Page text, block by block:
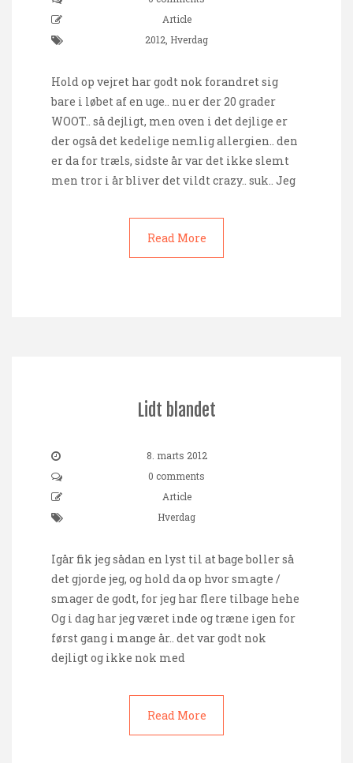
Article
2012 Hverdag
Hold op vejret har godt nok forandret sig
bare i løbet af en uge.. nu er der 20 grader
WOOT.. så dejligt, men oven i det dejlige er
der også det kedelige nemlig allergien.. den
er da for træls, sidste år var det ikke slemt
men tror i år bliver det vildt crazy.. suk.. Jeg
Read More
Lidt blandet
8. marts 2012
0 comments
Article
Hverdag
Igår fik jeg sådan en lyst til at bage boller så
det gjorde jeg, og hold da op hvor smagte /
smager de godt, for jeg har flere tilbage hehe
Og i dag har jeg været inde og træne igen for
først gang i mange år.. det var godt nok
dejligt og ikke nok med
Read More